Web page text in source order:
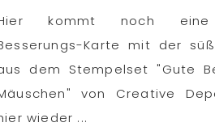
kommt noch
Karte mit der
dem Stempelset "Gute
von Creative
wieder ...